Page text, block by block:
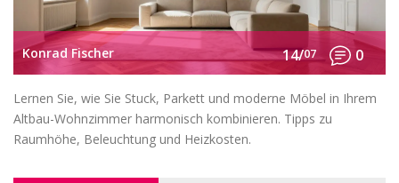
Konrad Fischer 14/07 0
Lernen Sie, wie Sie Stuck, Parkett und moderne Möbel in Ihrem
Altbau-Wohnzimmer harmonisch kombinieren. Tipps zu
Raumhöhe, Beleuchtung und Heizkosten.